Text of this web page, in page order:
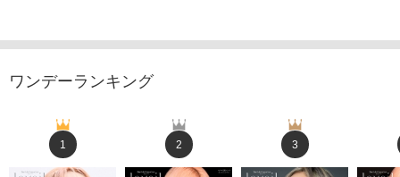
ワンデーランキング
1 2 3